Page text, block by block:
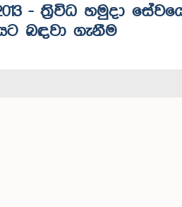
2013 - ත්‍රිවිධ හමුදා
බඳවා ගැනීම